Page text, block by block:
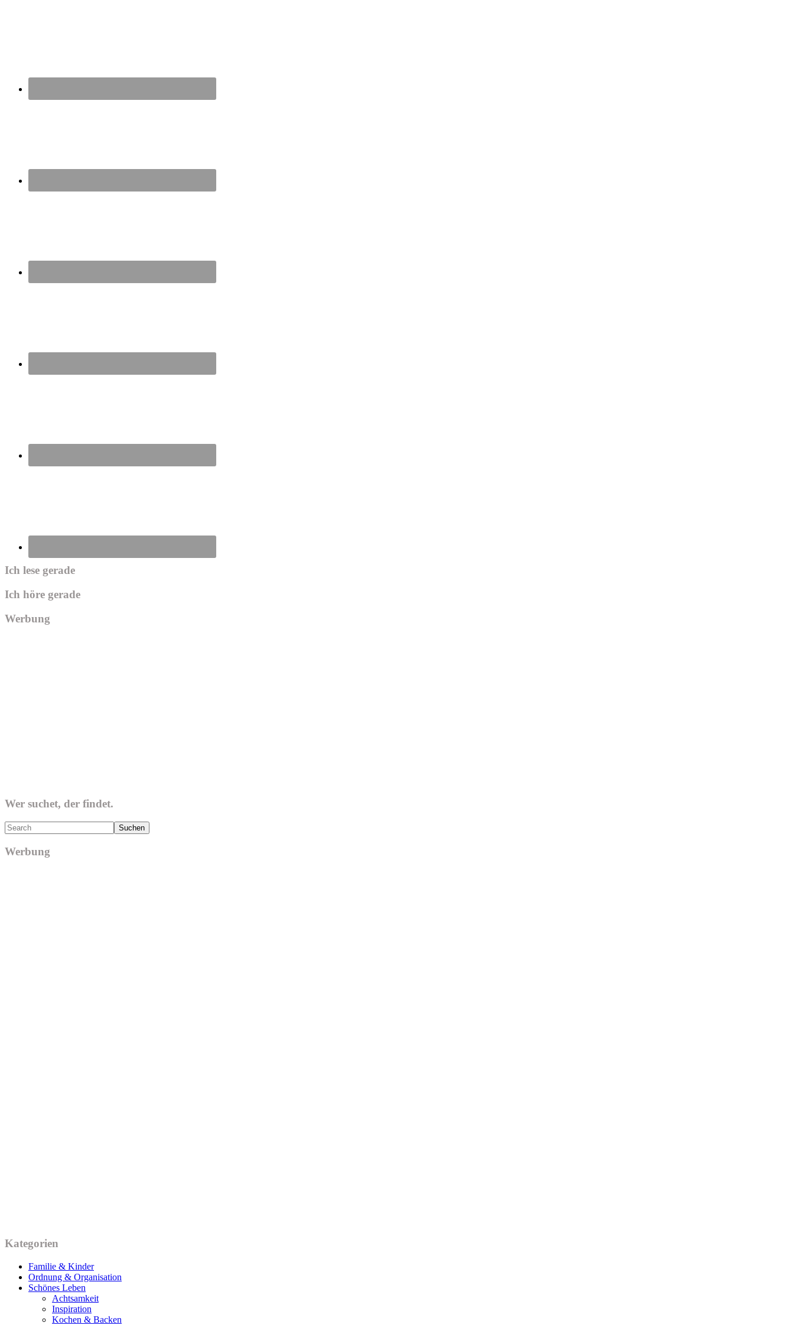
Ich lese gerade
Ich höre gerade
Werbung
Wer suchet, der findet.
Search
Werbung
Kategorien
Familie & Kinder
Ordnung & Organisation
Schönes Leben
Achtsamkeit
Inspiration
Kochen & Backen